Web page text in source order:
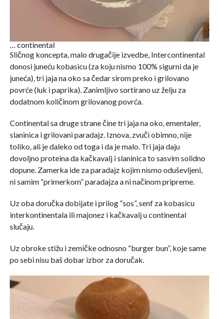
… continental
Sličnog koncepta, malo drugačije izvedbe, Intercontinental
donosi juneću kobasicu (za koju nismo 100% sigurni da je
juneća), tri jaja na oko sa čedar sirom preko i grilovano
povrće (luk i paprika). Zanimljivo sortirano uz želju za
dodatnom količinom grilovanog povrća.
Continental sa druge strane čine tri jaja na oko, ementaler,
slaninica i grilovani paradajz. Iznova, zvuči obimno, nije
toliko, ali je daleko od toga i da je malo. Tri jaja daju
dovoljno proteina da kačkavalj i slaninica to sasvim solidno
dopune. Zamerka ide za paradajz kojim nismo oduševljeni,
ni samim “primerkom” paradajza a ni načinom pripreme.
Uz oba doručka dobijate i prilog “sos”, senf za kobasicu
interkontinentala ili majonez i kačkavalj u continental
slučaju.
Uz obroke stižu i zemičke odnosno “burger bun”, koje same
po sebi nisu baš dobar izbor za doručak.